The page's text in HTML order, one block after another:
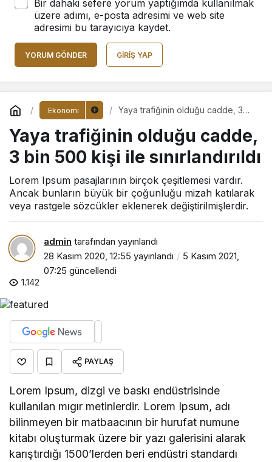
Bir dahaki sefere yorum yaptığımda kullanılmak
üzere adımı, e-posta adresimi ve web site
adresimi bu tarayıcıya kaydet.
YORUM GÖNDER GIRIŞ YAP
Ekonomi
Yaya trafiğinin olduğu cadde, 3
Yaya trafiğinin olduğu cadde,
3 bin 500 kişi ile sınırlandırıldı
Lorem Ipsum pasajlarının birçok çeşitlemesi vardır.
Ancak bunların büyük bir çoğunluğu mizah katılarak
veya rastgele sözcükler eklenerek değiştirilmişlerdir.
admin tarafından yayınlandı
28 Kasım 2020, 12:55 yayınlandı
5 Kasım 2021,
07:25 güncellendi
1.142
PAYLAŞ
Lorem Ipsum, dizgi ve baskı endüstrisinde
kullanılan mıgır metinlerdir. Lorem Ipsum, adı
bilinmeyen bir matbaacının bir hurufat numune
kitabı oluşturmak üzere bir yazı galerisini alarak
karıştırdığı 1500’lerden beri endüstri standardı